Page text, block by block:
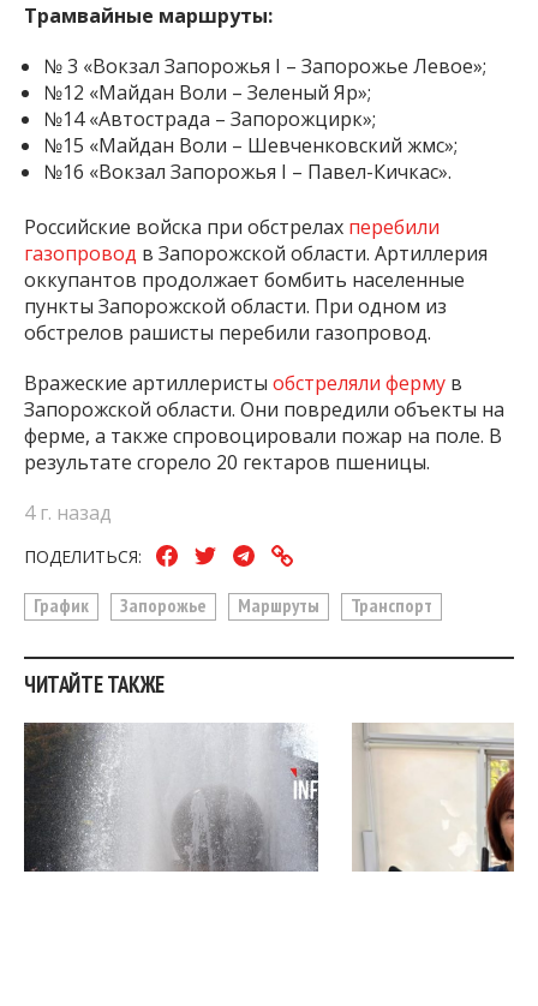
Трамвайные маршруты:
№ 3 «Вокзал Запорожья I – Запорожье Левое»;
№12 «Майдан Воли – Зеленый Яр»;
№14 «Автострада – Запорожцирк»;
№15 «Майдан Воли – Шевченковский жмс»;
№16 «Вокзал Запорожья I – Павел-Кичкас».
Российские войска при обстрелах перебили
газопровод в Запорожской области. Артиллерия
оккупантов продолжает бомбить населенные
пункты Запорожской области. При одном из
обстрелов рашисты перебили газопровод.
Вражеские артиллеристы обстреляли ферму в
Запорожской области. Они повредили объекты на
ферме, а также спровоцировали пожар на поле. В
результате сгорело 20 гектаров пшеницы.
4 г. назад
ПОДЕЛИТЬСЯ:
График Запорожье Маршруты Транспорт
ЧИТАЙТЕ ТАКЖЕ